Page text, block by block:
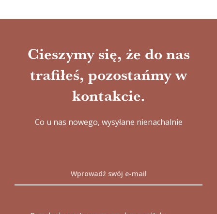
Cieszymy się, że do nas
trafiłeś, pozostańmy w
kontakcie.
Co u nas nowego, wysyłane nienachalnie